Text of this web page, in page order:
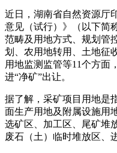
近日，湖南省自然资源厅
意见（试行）》（以下简
范畴及用地方式、规划管
划、农用地转用、土地征
用地监测监管等11个方面
进“净矿”出让。
据了解，采矿项目用地是
面生产用地及附属设施用
选矿区、加工区、尾矿堆
废石（土）临时堆放区、